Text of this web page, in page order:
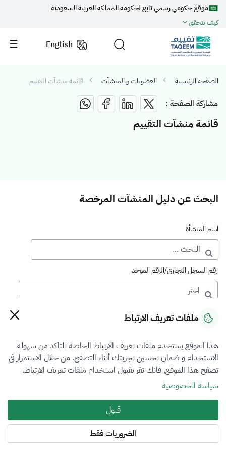
موقع حكومي رسمي تابع لحكومة المملكة العربية السعودية
كيف تتحقق
English
الصفحة الرئيسية العضويات و المنشآت قائمة منشآت التقييم
مشاركة الصفحة :
قائمة منشآت التقييم
البحث عن دليل المنشآت المرخصة
اسم المنشأة
رقم السجل التجاري/الرقم الموحد
رقم الترخيص
التصنيف
VFR4
فرع التقييم
ملفات تعريف الارتباط
هذا الموقع يستخدم ملفات تعريف الارتباط الخاصة للتاكد من سهولة
الاستخدام و ضمان تحسين تجربتك أثناء التصفح. من خلال الاستمرار في
تصفح هذا الموقع, فانك تقر بقبول استخدام ملفات تعريف الارتباط.
سياسة الخصوصية
قبول
الضروريات فقط